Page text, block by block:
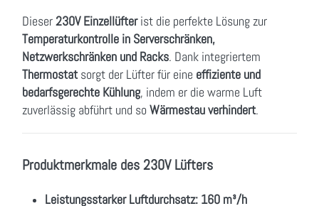
Dieser230V Einzellüfterist die perfekte Lösung zur
Temperaturkontrolle in Serverschränken,
Netzwerkschränken und Racks. Dank integriertem
Thermostat sorgt der Lüfter für eine effiziente und
bedarfsgerechte Kühlung, indem er die warme Luft
zuverlässig abführt und so Wärmestau verhindert.
Produktmerkmale des 230V Lüfters
Leistungsstarker Luftdurchsatz: 160 m³/h